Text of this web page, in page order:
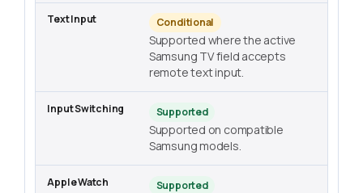
Conditional
Supported where the active
Samsung TV field accepts
remote text input.
Supported
Supported on compatible
Samsung models.
Supported